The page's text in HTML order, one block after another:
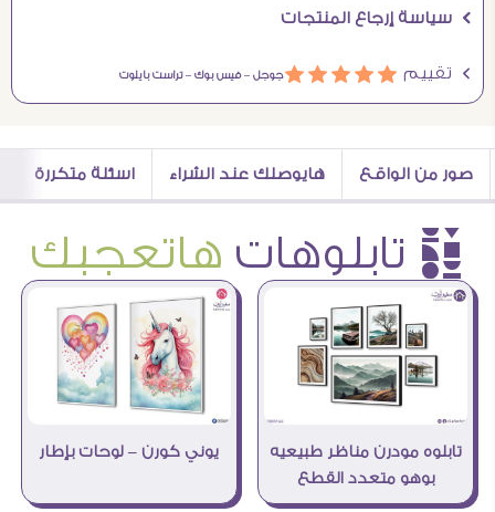
Ö سياسة إرجاع المنتجات
Ö تقييم áááááجوجل –فيس بوك –تراست بايلوت
صور من الواقع هايوصلك عند الشراء اسئلة متكررة
è تابلوهات هاتعجبك
تابلوه مودرن مناظر طبيعيه
بوهو متعدد القطع
يوني كورن – لوحات بإطار